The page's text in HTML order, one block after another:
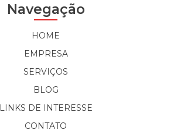
Navegação
HOME
EMPRESA
SERVIÇOS
BLOG
LINKS DE INTERESSE
CONTATO